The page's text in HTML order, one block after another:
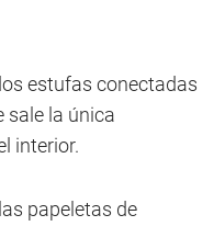
estufas conectadas
sale la única
interior.
papeletas de